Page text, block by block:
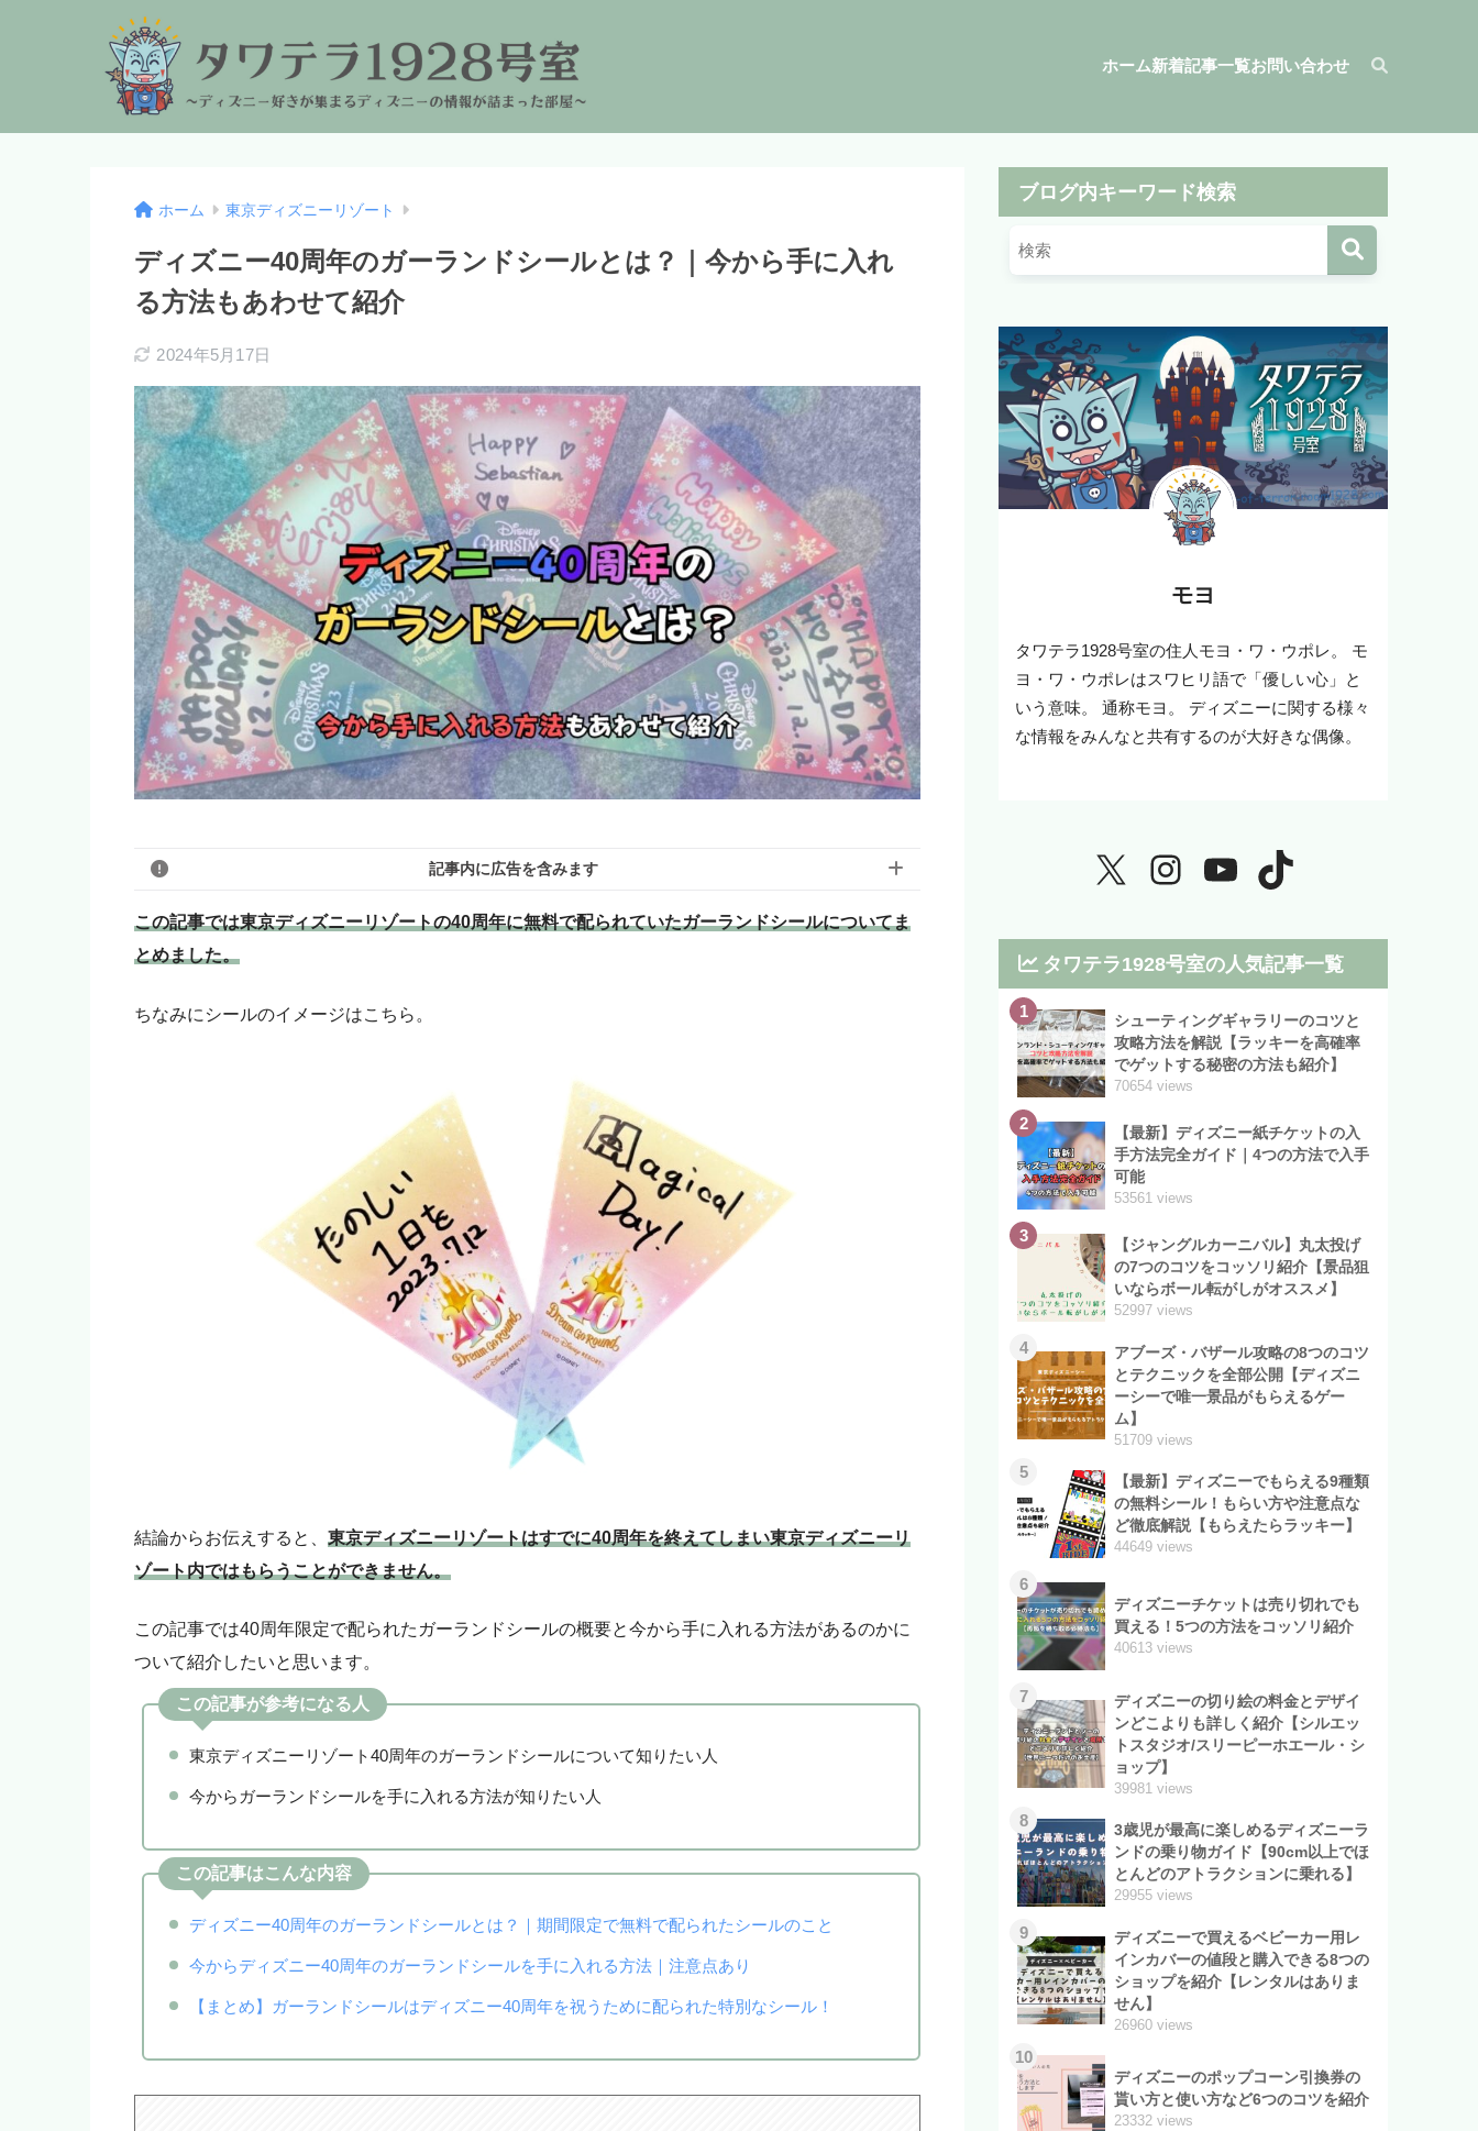
ホーム新着記事一覧お問い合わせ
ホーム 東京ディズニーリゾート
ディズニー40周年のガーランドシールとは？｜今から手に入れ
る方法もあわせて紹介
2024年5月17日
記事内に広告を含みます
モヨ
「モヨなんか応援しない！」という人はリンクを踏まずに検索して、お目当ての商品
この記事では東京ディズニーリゾートの40周年に無料で配られていたガーランドシールについてま
とめました。
ちなみにシールのイメージはこちら。
結論からお伝えすると、 東京ディズニーリゾートはすでに40周年を終えてしまい東京ディズニーリ
ゾート内ではもらうことができません。
この記事では40周年限定で配られたガーランドシールの概要と今から手に入れる方法があるのかに
ついて紹介したいと思います。
この記事が参考になる人
東京ディズニーリゾート40周年のガーランドシールについて知りたい人
今からガーランドシールを手に入れる方法が知りたい人
この記事はこんな内容
ディズニー40周年のガーランドシールとは？｜期間限定で無料で配られたシールのこと
今からディズニー40周年のガーランドシールを手に入れる方法｜注意点あり
【まとめ】ガーランドシールはディズニー40周年を祝うために配られた特別なシール！
ブログ内キーワード検索
モヨ
タワテラ1928号室の住人モヨ・ワ・ウポレ。 モ
ヨ・ワ・ウポレはスワヒリ語で「優しい心」と
いう意味。 通称モヨ。 ディズニーに関する様々
な情報をみんなと共有するのが大好きな偶像。
タワテラ1928号室の人気記事一覧
1
シューティングギャラリーのコツと
攻略方法を解説【ラッキーを高確率
でゲットする秘密の方法も紹介】
70654 views
2
【最新】ディズニー紙チケットの入
手方法完全ガイド｜4つの方法で入手
可能
53561 views
3
【ジャングルカーニバル】丸太投げ
の7つのコツをコッソリ紹介【景品狙
いならボール転がしがオススメ】
52997 views
4
アブーズ・バザール攻略の8つのコツ
とテクニックを全部公開【ディズニ
ーシーで唯一景品がもらえるゲー
ム】
51709 views
5
【最新】ディズニーでもらえる9種類
の無料シール！もらい方や注意点な
ど徹底解説【もらえたらラッキー】
44649 views
6
ディズニーチケットは売り切れでも
買える！5つの方法をコッソリ紹介
40613 views
7
ディズニーの切り絵の料金とデザイ
ンどこよりも詳しく紹介【シルエッ
トスタジオ/スリーピーホエール・シ
ョップ】
39981 views
8
3歳児が最高に楽しめるディズニーラ
ンドの乗り物ガイド【90cm以上でほ
とんどのアトラクションに乗れる】
29955 views
9
ディズニーで買えるベビーカー用レ
インカバーの値段と購入できる8つの
ショップを紹介【レンタルはありま
せん】
26960 views
10
ディズニーのポップコーン引換券の
貰い方と使い方など6つのコツを紹介
23332 views